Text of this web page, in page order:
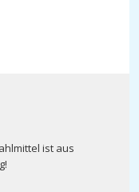
ist aus